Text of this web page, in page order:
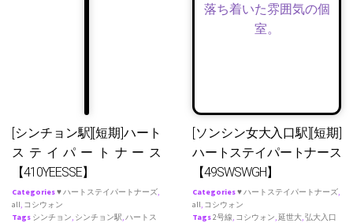
[シンチョン駅][短期]ハート
ステイパートナース
【410YEESSE】
Categories♥ ハートステイパートナーズ,
all, コシウォン
Tags シンチョン, シンチョン駅,ハートス
[ソンシン女大入口駅][短期]
ハートステイパートナース
【49SWSWGH】
Categories♥ ハートステイパートナーズ,
all, コシウォン
Tags2号線, コシウォン,延世大,弘大入口